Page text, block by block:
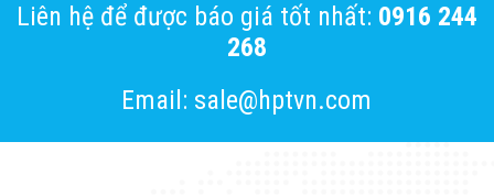
Liên hệ để được báo giá tốt nhất: 0916 244
268
Email: sale@hptvn.com